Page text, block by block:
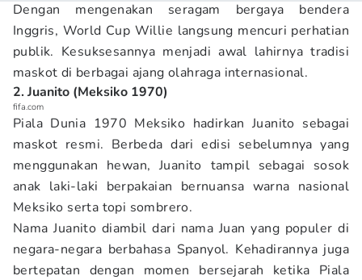
Dengan mengenakan seragam bergaya bendera
Inggris, World Cup Willie langsung mencuri perhatian
publik. Kesuksesannya menjadi awal lahirnya tradisi
maskot di berbagai ajang olahraga internasional.
2. Juanito (Meksiko 1970)
fifa.com
Piala Dunia 1970 Meksiko hadirkan Juanito sebagai
maskot resmi. Berbeda dari edisi sebelumnya yang
menggunakan hewan, Juanito tampil sebagai sosok
anak laki-laki berpakaian bernuansa warna nasional
Meksiko serta topi sombrero.
Nama Juanito diambil dari nama Juan yang populer di
negara-negara berbahasa Spanyol. Kehadirannya juga
bertepatan dengan momen bersejarah ketika Piala